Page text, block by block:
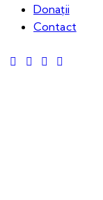
Donații
Contact